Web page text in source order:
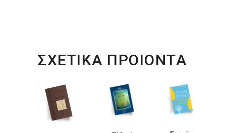
ΣΧΕΤΙΚΑ ΠΡΟΙΟΝΤΑ